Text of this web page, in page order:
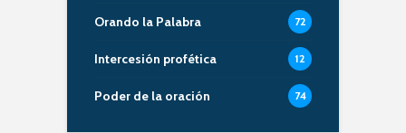
Orando la Palabra 72
Intercesión profética 12
Poder de la oración 74